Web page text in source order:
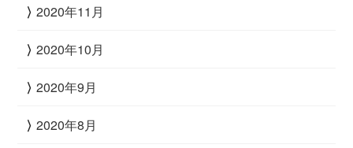
2020年11月
2020年10月
2020年9月
2020年8月